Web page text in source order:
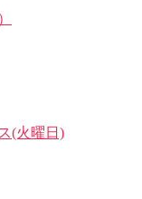
(火曜日)